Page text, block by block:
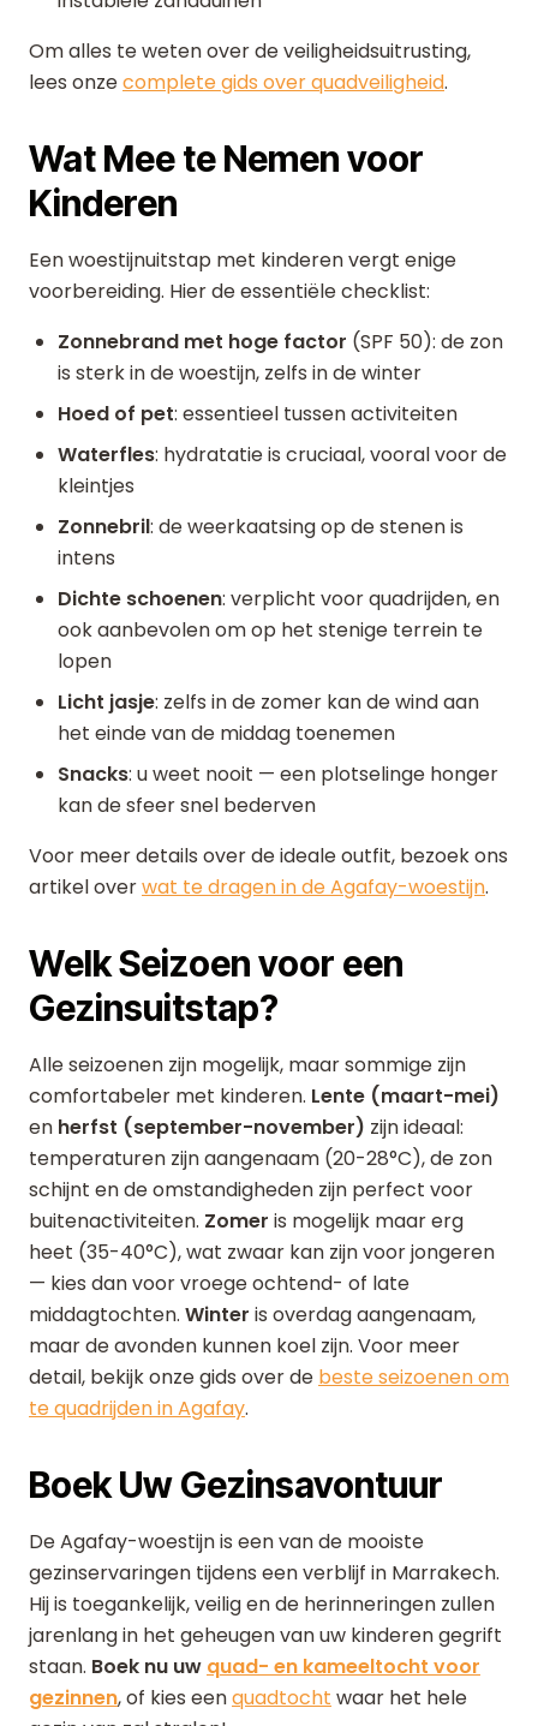
Om alles te weten over de veiligheidsuitrusting,
lees onzecomplete gids over quadveiligheid.
Wat Mee te Nemen voor
Kinderen
Een woestijnuitstap met kinderen vergt enige
voorbereiding. Hier de essentiële checklist:
Zonnebrand met hoge factor (SPF 50): de zon
is sterk in de woestijn, zelfs in de winter
Hoed of pet: essentieel tussen activiteiten
Waterfles: hydratatie is cruciaal, vooral voor de
kleintjes
Zonnebril: de weerkaatsing op de stenen is
intens
Dichte schoenen: verplicht voor quadrijden, en
ook aanbevolen om op het stenige terrein te
lopen
Licht jasje: zelfs in de zomer kan de wind aan
het einde van de middag toenemen
Snacks: u weet nooit — een plotselinge honger
kan de sfeer snel bederven
Voor meer details over de ideale outfit, bezoek ons
artikel overwat te dragen in de Agafay-woestijn.
Welk Seizoen voor een
Gezinsuitstap?
Alle seizoenen zijn mogelijk, maar sommige zijn
comfortabeler met kinderen. Lente (maart-mei)
en herfst (september-november) zijn ideaal:
temperaturen zijn aangenaam (20-28°C), de zon
schijnt en de omstandigheden zijn perfect voor
buitenactiviteiten. Zomer is mogelijk maar erg
heet (35-40°C), wat zwaar kan zijn voor jongeren
— kies dan voor vroege ochtend- of late
middagtochten. Winter is overdag aangenaam,
maar de avonden kunnen koel zijn. Voor meer
detail, bekijk onze gids over de beste seizoenen om
te quadrijden in Agafay.
Boek Uw Gezinsavontuur
De Agafay-woestijn is een van de mooiste
gezinservaringen tijdens een verblijf in Marrakech.
Hij is toegankelijk, veilig en de herinneringen zullen
jarenlang in het geheugen van uw kinderen gegrift
staan. Boek nu uw quad- en kameeltocht voor
gezinnen, of kies eenquadtocht waar het hele